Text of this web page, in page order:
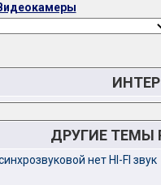
ДРУГИЕ ТЕМЫ
нет HI-FI звук